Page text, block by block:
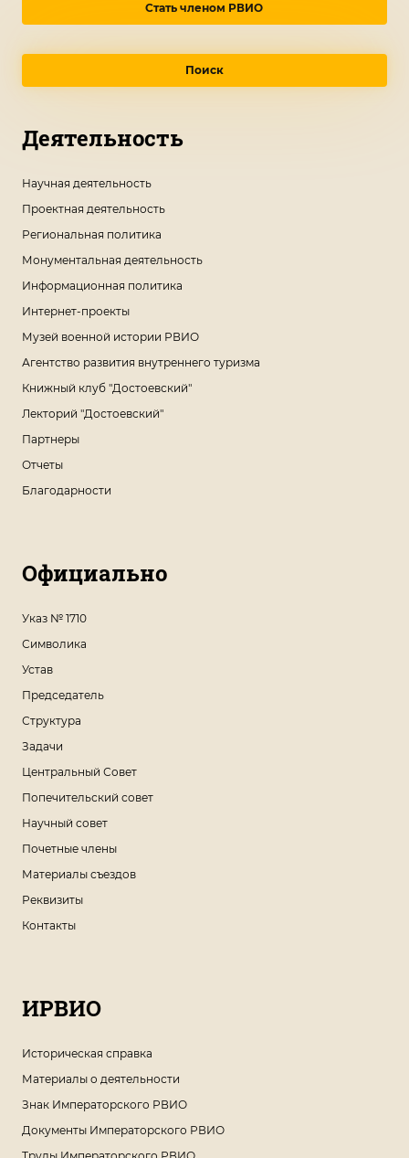
Стать членом РВИО
Поиск
Деятельность
Научная деятельность
Проектная деятельность
Региональная политика
Монументальная деятельность
Информационная политика
Интернет-проекты
Музей военной истории РВИО
Агентство развития внутреннего туризма
Книжный клуб "Достоевский"
Лекторий "Достоевский"
Партнеры
Отчеты
Благодарности
Официально
Указ № 1710
Символика
Устав
Председатель
Структура
Задачи
Центральный Совет
Попечительский совет
Научный совет
Почетные члены
Материалы съездов
Реквизиты
Контакты
ИРВИО
Историческая справка
Материалы о деятельности
Знак Императорского РВИО
Документы Императорского РВИО